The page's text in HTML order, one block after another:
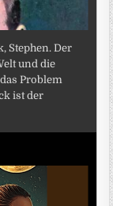
Stephen. Der
und die
Problem
ist der